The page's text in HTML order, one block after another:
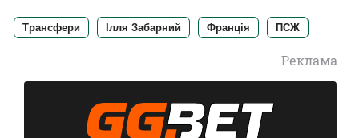
Трансфери Ілля Забарний Франція ПСЖ
Реклама